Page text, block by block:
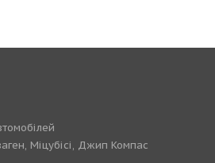
Міцубісі, Джип Компас